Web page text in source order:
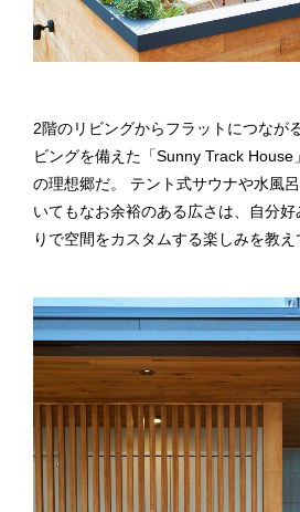
2階のリビングからフラットにつなが
ビングを備えた「Sunny Track House
の理想郷だ。 テント式サウナや水風
いてもなお余裕のある広さは、自分
りで空間をカスタムする楽しみを教え